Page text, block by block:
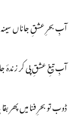
آبِ بحرِ عشقِ جاناں
آبِ تیغِ عشقِ پی کر زندۂ
ڈوب تو بحرِ فنا میں پھر